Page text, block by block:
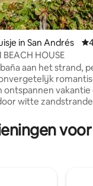
4,98 uit 5, 205
in San Andrés
BEACH HOUSE
aan het strand,
ontspannen
witte
hut is een
en heeft twee